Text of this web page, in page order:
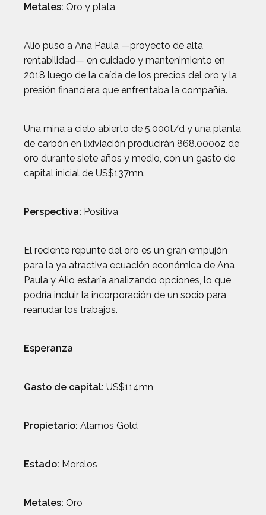
Metales: Oro y plata
Alio puso a Ana Paula —proyecto de alta
rentabilidad— en cuidado y mantenimiento en
2018 luego de la caída de los precios del oro y la
presión financiera que enfrentaba la compañía.
Una mina a cielo abierto de 5.000t/d y una planta
de carbón en lixiviación producirán 868.000oz de
oro durante siete años y medio, con un gasto de
capital inicial de US$137mn.
Perspectiva: Positiva
El reciente repunte del oro es un gran empujón
para la ya atractiva ecuación económica de Ana
Paula y Alio estaría analizando opciones, lo que
podría incluir la incorporación de un socio para
reanudar los trabajos.
Esperanza
Gasto de capital: US$114mn
Propietario: Alamos Gold
Estado: Morelos
Metales: Oro